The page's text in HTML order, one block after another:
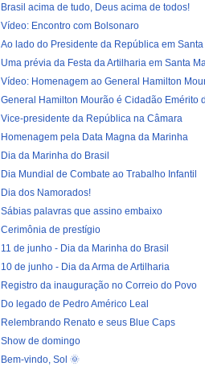
Brasil acima de tudo, Deus acima de todos!
Vídeo: Encontro com Bolsonaro
Ao lado do Presidente da República em
Uma prévia da Festa da Artilharia em Santa
Vídeo: Homenagem ao General Hamilton
General Hamilton Mourão é Cidadão Emérito
Vice-presidente da República na Câmara
Homenagem pela Data Magna da Marinha
Dia da Marinha do Brasil
Dia Mundial de Combate ao Trabalho Infantil
Dia dos Namorados!
Sábias palavras que assino embaixo
Cerimônia de prestígio
11 de junho - Dia da Marinha do Brasil
10 de junho - Dia da Arma de Artilharia
Registro da inauguração no Correio do Povo
Do legado de Pedro Américo Leal
Relembrando Renato e seus Blue Caps
Show de domingo
Bem-vindo, Sol 🌞